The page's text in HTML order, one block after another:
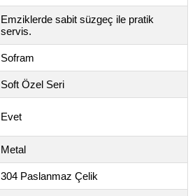
Emziklerde sabit süzgeç ile pratik
servis.
Sofram
Soft Özel Seri
Evet
Metal
304 Paslanmaz Çelik